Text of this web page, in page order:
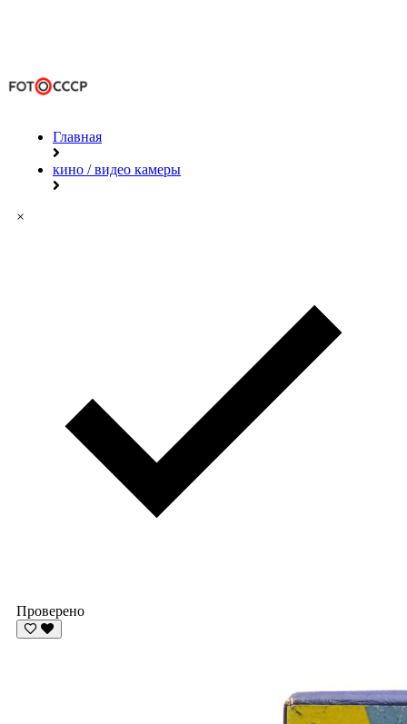
Главная
кино / видео камеры
×
Проверено